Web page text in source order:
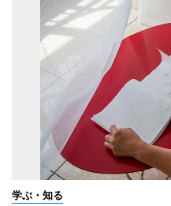
学ぶ・知る